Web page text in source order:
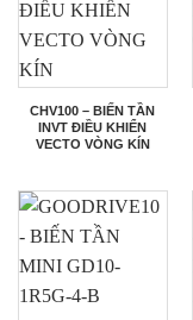
CHV100 – BIẾN TẦN
INVT ĐIỀU KHIỂN
VECTO VÒNG KÍN